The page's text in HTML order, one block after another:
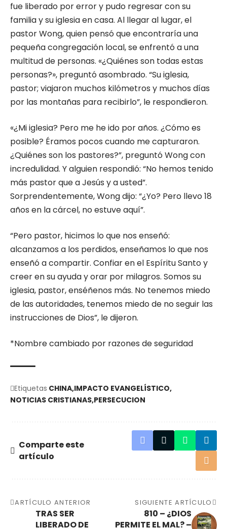
fue liberado por error y pudo regresar con su
familia y su iglesia en casa. Al llegar al lugar, el
pastor Wong, quien pensó que encontraría una
pequeña congregación local, se enfrentó a una
multitud de personas. «¿Quiénes son todas estas
personas?», preguntó asombrado. “Su iglesia,
pastor; viajaron muchos kilómetros y muchos días
por las montañas para recibirlo”, le respondieron.
«¿Mi iglesia? Pero me he ido por años. ¿Cómo es
posible? Éramos pocos cuando me capturaron.
¿Quiénes son los pastores?”, preguntó Wong con
incredulidad. Y alguien respondió: “No hemos tenido
más pastor que a Jesús y a usted”.
Sorprendentemente, Wong dijo: “¿Yo? Pero llevo 18
años en la cárcel, no estuve aquí”.
“Pero pastor, hicimos lo que nos enseñó:
alcanzamos a los perdidos, enseñamos lo que nos
enseñó a compartir. Confiar en el Espíritu Santo y
creer en su ayuda y orar por milagros. Somos su
iglesia, pastor, enséñenos más. No tenemos miedo
de las autoridades, tenemos miedo de no seguir las
instrucciones de Dios”, le dijeron.
*Nombre cambiado por razones de seguridad
Etiquetas CHINA IMPACTO EVANGELÍSTICO
NOTICIAS CRISTIANAS PERSECUCION
Comparte este
artículo
ARTÍCULO ANTERIOR
TRAS SER
LIBERADO DE
SIGUIENTE ARTÍCULO
810 – ¿DIOS
PERMITE EL MAL? –